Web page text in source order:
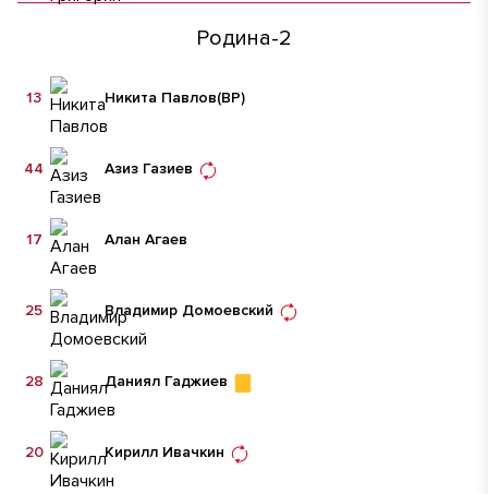
Родина-2
Никита Павлов(ВР)
13
Азиз Газиев
44
Алан Агаев
17
Владимир Домоевский
25
Даниял Гаджиев
28
Кирилл Ивачкин
20